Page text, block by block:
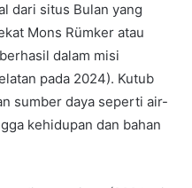
dari situs Bulan yang
Mons Rümker atau
dalam misi
pada 2024). Kutub
sumber daya seperti air-
kehidupan dan bahan